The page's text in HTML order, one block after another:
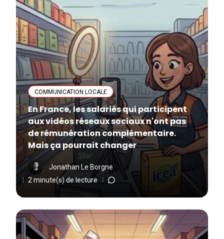
COMMUNICATION LOCALE
En France, les salariés qui participent
aux vidéos réseaux sociaux n'ont pas
de rémunération complémentaire.
Mais ça pourrait changer
Jonathan Le Borgne
2 minute(s) de lecture